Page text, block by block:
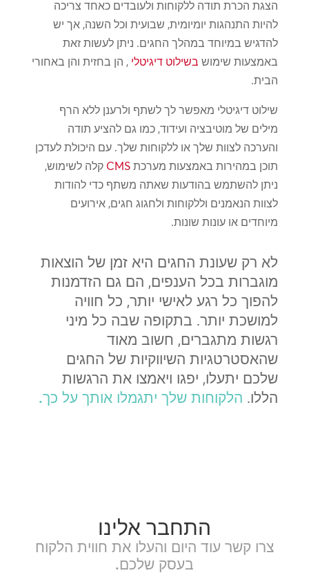
הצגת הכרת תודה ללקוחות ולעובדים כאחד צריכה
להיות התנהגות יומיומית, שבועית וכל השנה, אך יש
להדגיש במיוחד במהלך החגים. ניתן לעשות זאת
באמצעות שימוש בשילוט דיגיטלי , הן בחזית והן באחורי
הבית.
שילוט דיגיטלי מאפשר לך לשתף ולרענן ללא הרף
מילים של מוטיבציה ועידוד, כמו גם להציע תודה
והערכה לצוות שלך או ללקוחות שלך. עם היכולת לעדכן
תוכן במהירות באמצעות מערכת CMS קלה לשימוש,
ניתן להשתמש בהודעות שאתה משתף כדי להודות
לצוות הנאמנים וללקוחות ולחגוג חגים, אירועים
מיוחדים או עונות שונות.
לא רק שעונת החגים היא זמן של הוצאות
מוגברות בכל הענפים, הם גם הזדמנות
להפוך כל רגע לאישי יותר, כל חוויה
למושכת יותר. בתקופה שבה כל מיני
רגשות מתגברים, חשוב מאוד
שהאסטרטגיות השיווקיות של החגים
שלכם יתעלו, יפגו ויאמצו את הרגשות
הללו. הלקוחות שלך יתגמלו אותך על כך.
התחבר אלינו
צרו קשר עוד היום והעלו את חווית הלקוח
בעסק שלכם.